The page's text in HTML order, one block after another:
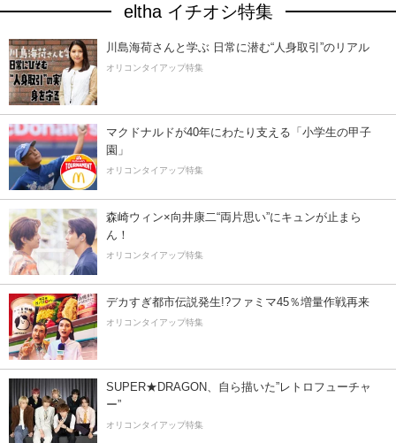
eltha イチオシ特集
川島海荷さんと学ぶ 日常に潜む“人身取引”のリアル
オリコンタイアップ特集
マクドナルドが40年にわたり支える「小学生の甲子
園」
オリコンタイアップ特集
森崎ウィン×向井康二“両片思い”にキュンが止まら
ん！
オリコンタイアップ特集
デカすぎ都市伝説発生!?ファミマ45％増量作戦再来
オリコンタイアップ特集
SUPER★DRAGON、自ら描いた”レトロフューチャ
ー”
オリコンタイアップ特集